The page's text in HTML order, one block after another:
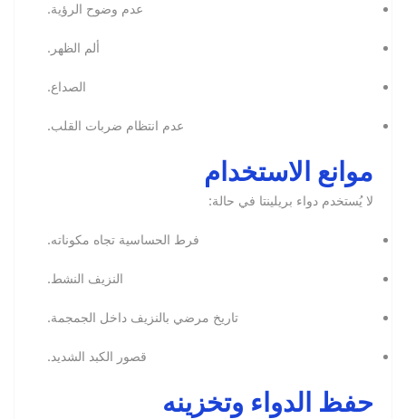
عدم وضوح الرؤية.
ألم الظهر.
الصداع.
عدم انتظام ضربات القلب.
موانع الاستخدام
لا يُستخدم دواء بريلينتا في حالة:
فرط الحساسية تجاه مكوناته.
النزيف النشط.
تاريخ مرضي بالنزيف داخل الجمجمة.
قصور الكبد الشديد.
حفظ الدواء وتخزينه